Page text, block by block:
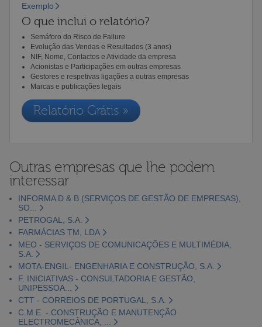
Exemplo
O que inclui o relatório?
Semáforo do Risco de Failure
Evolução das Vendas e Resultados (3 anos)
NIF, Nome, Contactos e Atividade da empresa
Acionistas e Participações em outras empresas
Gestores e respetivas ligações a outras empresas
Marcas e publicações legais
Relatório Grátis »
Outras empresas que lhe podem
interessar
INFORMA D & B (SERVIÇOS DE GESTÃO DE EMPRESAS),
SO...
PETROGAL, S.A.
FARMÁCIAS TM, LDA
MEO - SERVIÇOS DE COMUNICAÇÕES E MULTIMÉDIA,
S.A.
MOTA-ENGIL- ENGENHARIA E CONSTRUÇÃO, S.A.
F. INICIATIVAS - CONSULTADORIA E GESTÃO,
UNIPESSOA...
CTT - CORREIOS DE PORTUGAL, S.A.
C.M.E. - CONSTRUÇÃO E MANUTENÇÃO
ELECTROMECÂNICA, ...